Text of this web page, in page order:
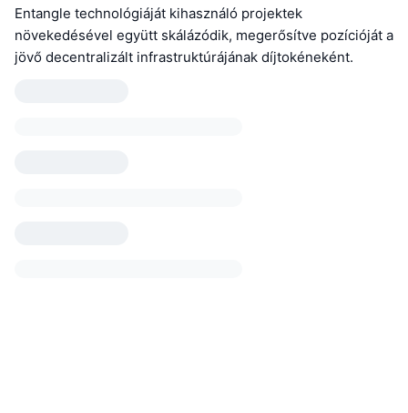
Entangle technológiáját kihasználó projektek
növekedésével együtt skálázódik, megerősítve pozícióját a
jövő decentralizált infrastruktúrájának díjtokéneként.